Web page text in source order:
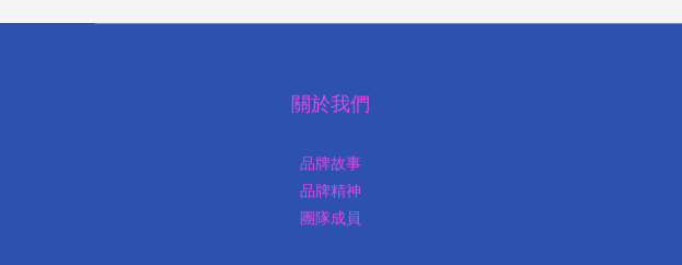
關於我們
品牌故事
品牌精神
團隊成員